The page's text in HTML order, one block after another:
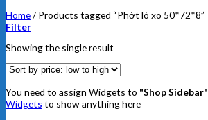
Home/ Products tagged “Phớt lò xo 50*72*8”
Filter
Showing the single result
You need to assign Widgets to "Shop Sidebar"
Widgets to show anything here